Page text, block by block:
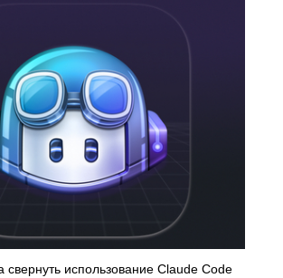
свернуть использование Claude Code